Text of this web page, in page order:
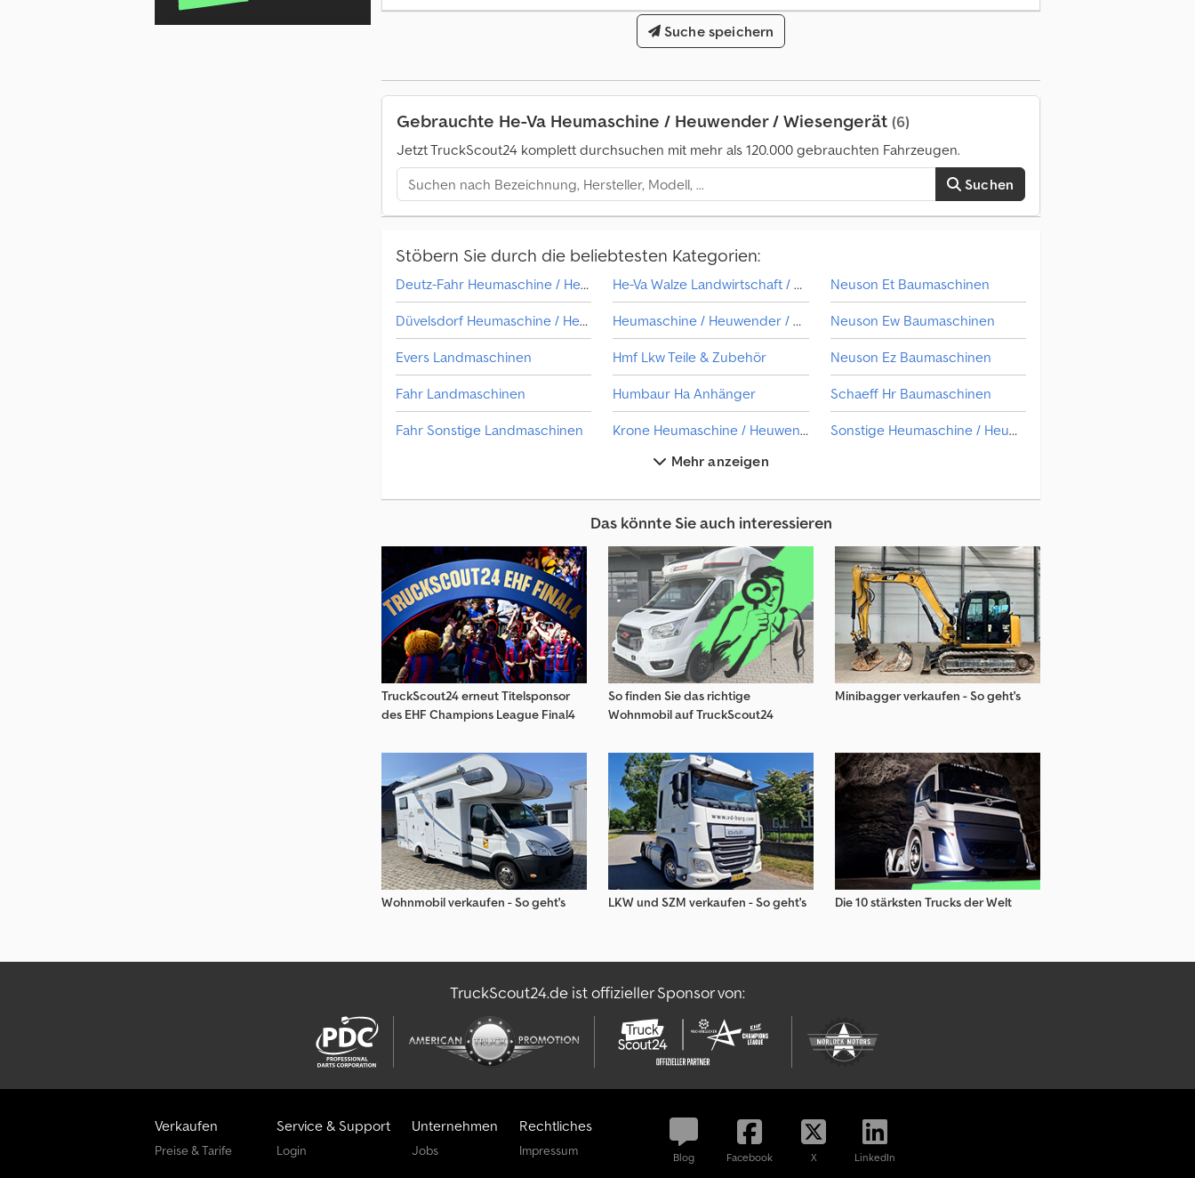
Suche speichern
Gebrauchte He-Va Heumaschine / Heuwender / Wiesengerät (6)
Jetzt TruckScout24 komplett durchsuchen mit mehr als 120.000 gebrauchten Fahrzeugen.
Suchen
Stöbern Sie durch die beliebtesten Kategorien:
Deutz-Fahr Heumaschine / Heuwender / Wiesengerät
Düvelsdorf Heumaschine / Heuwender / Wiesengerät
Evers Landmaschinen
Fahr Landmaschinen
Fahr Sonstige Landmaschinen
Fortschritt Heumaschine / Heuwender / Wiesengerät
He-Va Sonstige Landmaschinen
He-Va Walze Landwirtschaft / Ackerwalze
Heumaschine / Heuwender / Wiesengerät
Hmf Lkw Teile & Zubehör
Humbaur Ha Anhänger
Krone Heumaschine / Heuwender / Wiesengerät
Lely Heumaschine / Heuwender / Wiesengerät
Mf Baumaschinen
Neuson Et Baumaschinen
Neuson Ew Baumaschinen
Neuson Ez Baumaschinen
Schaeff Hr Baumaschinen
Sonstige Heumaschine / Heuwender / Wiesengerät
Walze Für Bau & Straßenbau
Mehr anzeigen
Das könnte Sie auch interessieren
TruckScout24 erneut Titelsponsor
des EHF Champions League Final4
So finden Sie das richtige
Wohnmobil auf TruckScout24
Minibagger verkaufen - So geht's
Wohnmobil verkaufen - So geht's LKW und SZM verkaufen - So geht's Die 10 stärksten Trucks der Welt
TruckScout24.de ist offizieller Sponsor von:
Verkaufen
Preise & Tarife
Service & Support
Login
Unternehmen
Jobs
Rechtliches
Impressum Blog Facebook X LinkedIn